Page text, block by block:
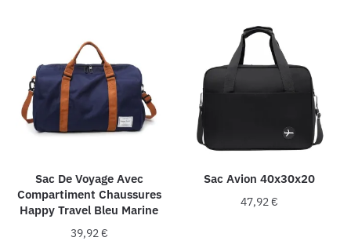
variations.
Les
options
peuvent
page
du
Sac De Voyage Avec
Compartiment Chaussures
Happy Travel Bleu Marine
39,92 €
Sac Avion 40x30x20
47,92 €